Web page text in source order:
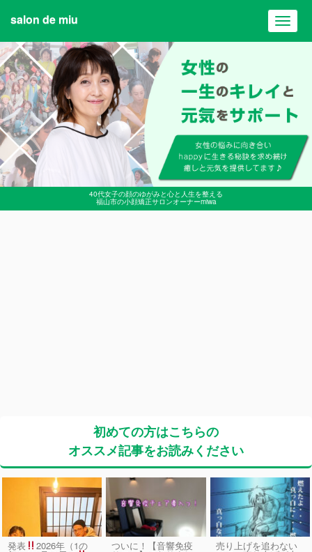
40代女子の顔のゆがみと心と人生を整える
福山市の小顔矯正サロンオーナーmiwa
salon de miu
初めての方はこちらの
オススメ記事をお読みください
発表 2026年（1の ついに！【音響免疫 売り上げを追わない